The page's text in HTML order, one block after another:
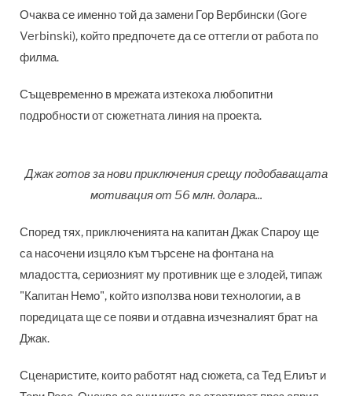
Очаква се именно той да замени Гор Вербински (Gore
Verbinski), който предпочете да се оттегли от работа по
филма.
Същевременно в мрежата изтекоха любопитни
подробности от сюжетната линия на проекта.
Джак готов за нови приключения срещу подобаващата
мотивация от 56 млн. долара...
Според тях, приключенията на капитан Джак Спароу ще
са насочени изцяло към търсене на фонтана на
младостта, сериозният му противник ще е злодей, типаж
"Капитан Немо", който използва нови технологии, а в
поредицата ще се появи и отдавна изчезналият брат на
Джак.
Сценаристите, които работят над сюжета, са Тед Елиът и